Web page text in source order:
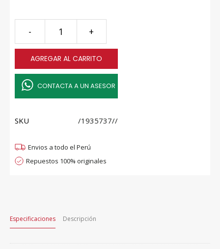
- +
AGREGAR AL CARRITO
CONTACTA A UN ASESOR
SKU /1935737//
Envios a todo el Perú
Repuestos 100% originales
Especificaciones Descripción